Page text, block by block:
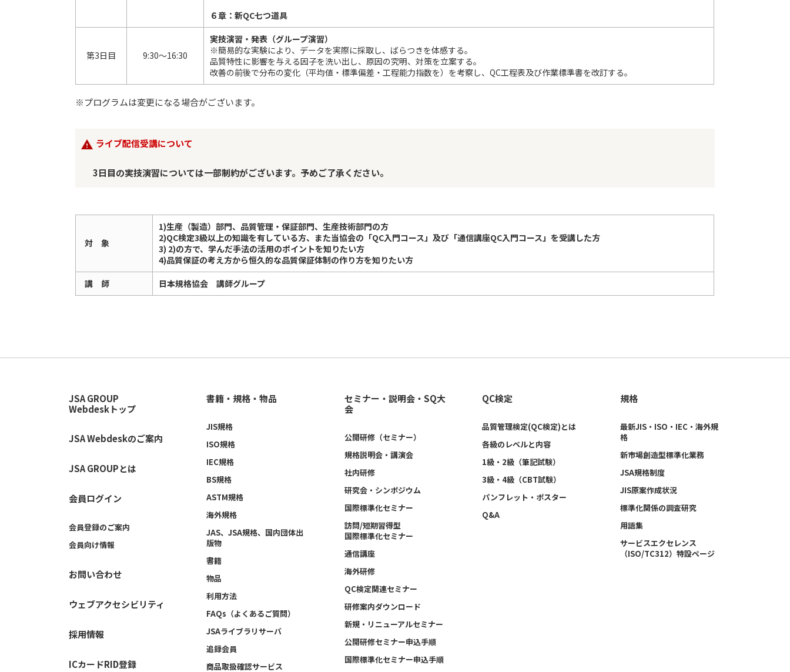
６章：新QC七つ道具
第3日目 9:30～16:30
実技演習・発表（グループ演習）
※簡易的な実験により、データを実際に採取し、ばらつきを体感する。
品質特性に影響を与える因子を洗い出し、原因の究明、対策を立案する。
改善の前後で分布の変化（平均値・標準偏差・工程能力指数を）を考察し、QC工程表及び作業標準書を改訂する。
※プログラムは変更になる場合がございます。
ライブ配信受講について
3日目の実技演習については一部制約がございます。予めご了承ください。
対 象
1)生産（製造）部門、品質管理・保証部門、生産技術部門の方
2)QC検定3級以上の知識を有している方、また当協会の「QC入門コース」及び「通信講座QC入門コース」を受講した方
3) 2)の方で、学んだ手法の活用のポイントを知りたい方
4)品質保証の考え方から恒久的な品質保証体制の作り方を知りたい方
講 師
日本規格協会 講師グループ
JSA GROUP
Webdeskトップ
JSA Webdeskのご案内
JSA GROUPとは
会員ログイン
会員登録のご案内
会員向け情報
お問い合わせ
ウェブアクセシビリティ
採用情報
ICカードRID登録
書籍・規格・物品
JIS規格
ISO規格
IEC規格
BS規格
ASTM規格
海外規格
JAS、JSA規格、国内団体出
版物
書籍
物品
利用方法
FAQs（よくあるご質問）
JSAライブラリサーバ
追録会員
商品取扱確認サービス
セミナー・説明会・SQ大
会
公開研修（セミナー）
規格説明会・講演会
社内研修
研究会・シンポジウム
国際標準化セミナー
訪問/短期習得型
国際標準化セミナー
通信講座
海外研修
QC検定関連セミナー
研修案内ダウンロード
新規・リニューアルセミナー
公開研修セミナー申込手順
国際標準化セミナー申込手順
QC検定
品質管理検定(QC検定)とは
各級のレベルと内容
1級・2級（筆記試験）
3級・4級（CBT試験）
パンフレット・ポスター
Q&A
規格
最新JIS・ISO・IEC・海外規
格
新市場創造型標準化業務
JSA規格制度
JIS原案作成状況
標準化関係の調査研究
用語集
サービスエクセレンス
（ISO/TC312）特設ページ